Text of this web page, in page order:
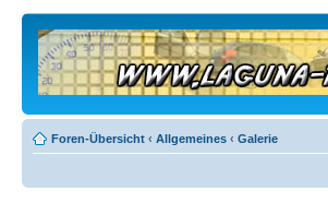
Foren-Übersicht ‹ Allgemeines ‹ Galerie